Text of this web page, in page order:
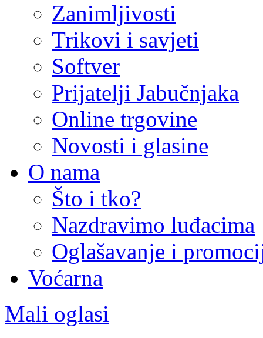
Zanimljivosti
Trikovi i savjeti
Softver
Prijatelji Jabučnjaka
Online trgovine
Novosti i glasine
O nama
Što i tko?
Nazdravimo luđacima
Oglašavanje i
Voćarna
Mali oglasi